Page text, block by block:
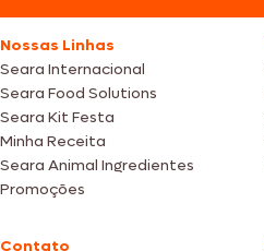
Nossas Linhas
Seara Internacional
Seara Food Solutions
Seara Kit Festa
Minha Receita
Seara Animal Ingredientes
Promoções
Contato